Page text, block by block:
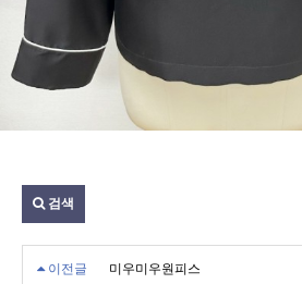
검색
이전글 미우미우원피스